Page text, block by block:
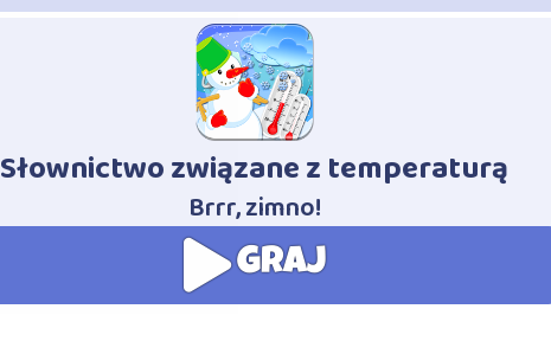
Słownictwo związane z temperaturą
- Brrr, zimno!
GRAJ